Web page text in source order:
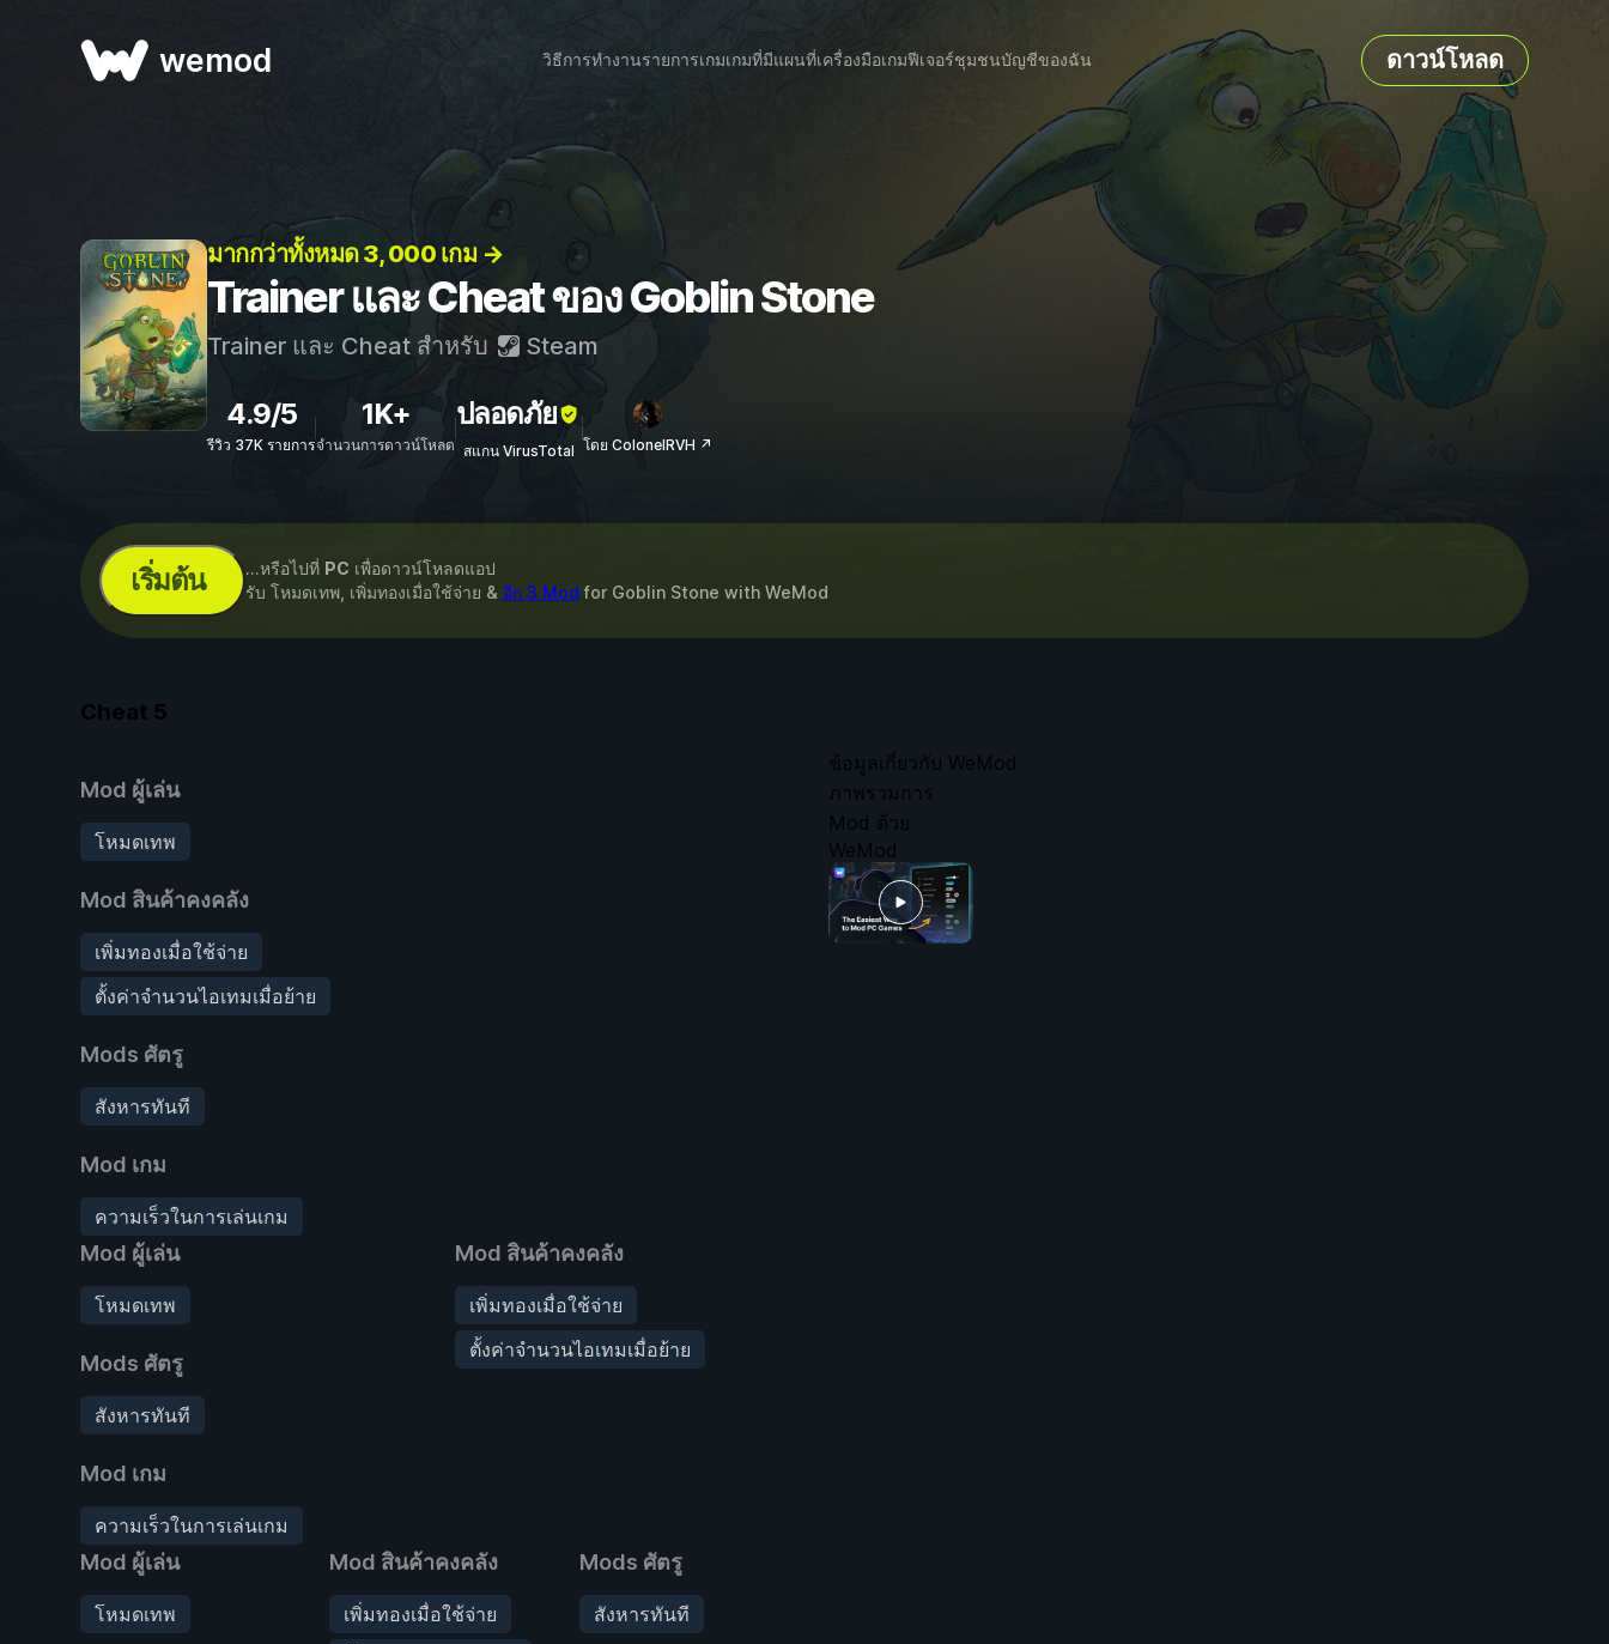
wemod วิธีการทำงานรายการเกมเกมที่มีแผนที่เครื่องมือเกมฟีเจอร์ชุมชนบัญชีของฉัน ดาวน์โหลด
มากกว่าทั้งหมด 3, 000 เกม →
Trainer และ Cheat ของ Goblin Stone
Trainer และ Cheat สำหรับ Steam
4.9/5
รีวิว 37K รายการ
1K+
จำนวนการดาวน์โหลด
ปลอดภัย
สแกน VirusTotal โดย ColonelRVH ↗
เริ่มต้น ...หรือไปที่ PC เพื่อดาวน์โหลดแอป
รับ โหมดเทพ, เพิ่มทองเมื่อใช้จ่าย & อีก 3 Mod for Goblin Stone with WeMod
Cheat 5
Mod ผู้เล่น
โหมดเทพ
Mod สินค้าคงคลัง
เพิ่มทองเมื่อใช้จ่าย
ตั้งค่าจำนวนไอเทมเมื่อย้าย
Mods ศัตรู
สังหารทันที
Mod เกม
ความเร็วในการเล่นเกม
Mod ผู้เล่น
โหมดเทพ
Mods ศัตรู
สังหารทันที
Mod เกม
ความเร็วในการเล่นเกม
Mod สินค้าคงคลัง
เพิ่มทองเมื่อใช้จ่าย
ตั้งค่าจำนวนไอเทมเมื่อย้าย
Mod ผู้เล่น
โหมดเทพ
Mod สินค้าคงคลัง
เพิ่มทองเมื่อใช้จ่าย
Mods ศัตรู
สังหารทันที
ข้อมูลเกี่ยวกับ WeMod
ภาพรวมการ
Mod ด้วย
WeMod